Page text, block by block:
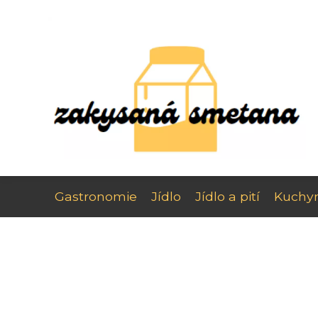
Gastronomie Jídlo Jídlo a pití